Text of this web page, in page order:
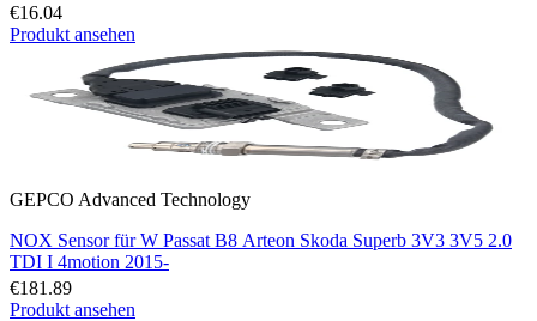
€16.04
Produkt ansehen
GEPCO Advanced Technology
NOX Sensor für W Passat B8 Arteon Skoda Superb 3V3 3V5 2.0
TDI I 4motion 2015-
€181.89
Produkt ansehen